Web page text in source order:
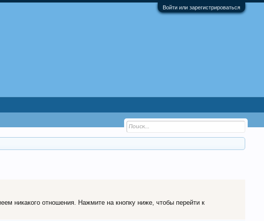
Войти или зарегистрироваться
никакого отношения. Нажмите на кнопку ниже, чтобы перейти к